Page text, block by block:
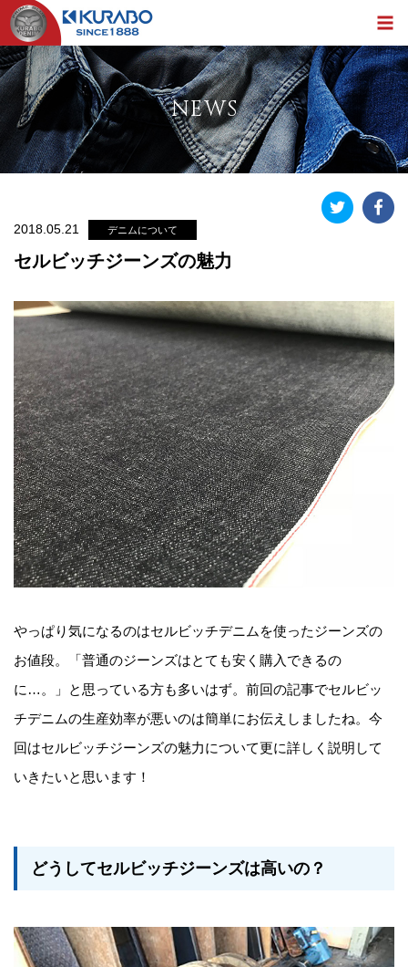
NEWS
2018.05.21 デニムについて
セルビッチジーンズの魅力
やっぱり気になるのはセルビッチデニムを使ったジーンズの
お値段。「普通のジーンズはとても安く購入できるの
に…。」と思っている方も多いはず。前回の記事でセルビッ
チデニムの生産効率が悪いのは簡単にお伝えしましたね。今
回はセルビッチジーンズの魅力について更に詳しく説明して
いきたいと思います！
どうしてセルビッチジーンズは高いの？